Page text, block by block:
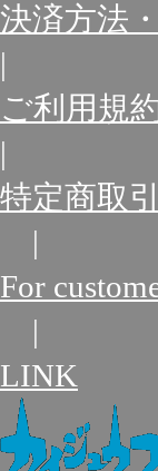
決済方法
|
ご利用規
|
特定商取
|
For
|
LINK